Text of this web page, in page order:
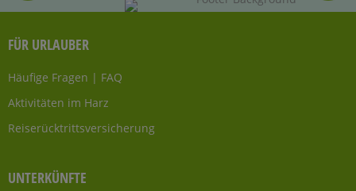
FÜR URLAUBER
Häufige Fragen | FAQ
Aktivitäten im Harz
Reiserücktrittsversicherung
UNTERKÜNFTE